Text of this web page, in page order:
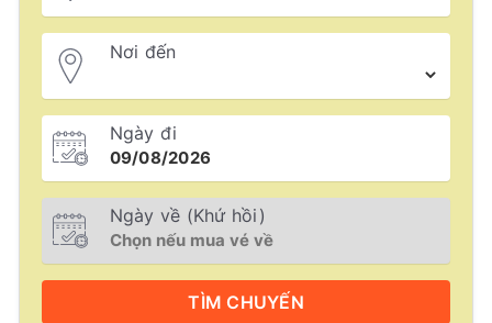
Nơi đến
Ngày đi
Ngày về (Khứ hồi)
TÌM CHUYẾN